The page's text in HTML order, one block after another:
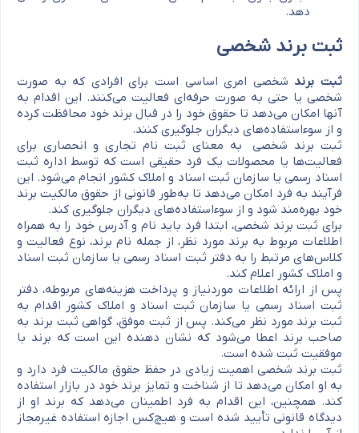
دهد.
ثبت برند شخصی
ثبت برند شخصی امری اساسی است برای افرادی که به صورت
شخصی یا حتی به صورت حرفه‌ای فعالیت می‌کنند. این اقدام به
آنها امکان می‌دهد تا حقوق خود را در قبال برند خود محافظت کرده
و از سوءاستفاده‌های دیگران جلوگیری کنند.
ثبت برند شخصی به معنای ثبت نام تجاری و انحصاری برای
فعالیت‌ها یا محصولات یک فرد حقیقی است که توسط اداره ثبت
اسناد رسمی یا سازمان ثبت اسناد و املاک کشور انجام می‌شود. این
فرآیند به فرد امکان می‌دهد تا به‌طور قانونی از حقوق مالکیت برند
خود بهره‌مند شود و از سوءاستفاده‌های دیگران جلوگیری کند.
برای ثبت برند شخصی، ابتدا فرد باید نام و آدرس خود را به همراه
اطلاعات مربوط به برند مورد نظر، از جمله نام برند، نوع فعالیت و
کلاس‌های مرتبط را به دفتر ثبت اسناد رسمی یا سازمان ثبت اسناد
و املاک کشور اعلام کند.
پس از ارائه اطلاعات موردنیاز و پرداخت هزینه‌های مربوطه، دفتر
ثبت اسناد رسمی یا سازمان ثبت اسناد و املاک کشور اقدام به
ثبت برند مورد نظر می‌کند. پس از ثبت موفق، گواهی ثبت برند به
صاحب برند اعطا می‌شود که نشان دهنده این است که برند با
موفقیت ثبت شده است.
ثبت برند شخصی اهمیت زیادی در حفظ حقوق مالکیت فرد دارد و
به او امکان می‌دهد تا از شناخت و تمایز برند خود در بازار استفاده
کند. همچنین، این اقدام به فرد اطمینان می‌دهد که برند او از
دیدگاه قانونی تأیید شده است و هیچ‌کس اجازه استفاده غیرمجاز